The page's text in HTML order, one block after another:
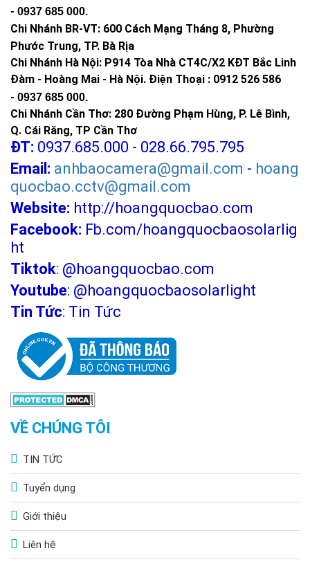
- 0937 685 000.
Chi Nhánh BR-VT: 600 Cách Mạng Tháng 8, Phường
Phước Trung, TP. Bà Rịa
Chi Nhánh Hà Nội: P914 Tòa Nhà CT4C/X2 KĐT Bắc Linh
Đàm - Hoàng Mai - Hà Nội. Điện Thoại : 0912 526 586
- 0937 685 000.
Chi Nhánh Cần Thơ: 280 Đường Phạm Hùng, P. Lê Bình,
Q. Cái Răng, TP Cần Thơ
ĐT: 0937.685.000 - 028.66.795.795
Email: anhbaocamera@gmail.com - hoang
quocbao.cctv@gmail.com
Website: http://hoangquocbao.com
Facebook: Fb.com/hoangquocbaosolarlig
ht
Tiktok: @hoangquocbao.com
Youtube: @hoangquocbaosolarlight
Tin Tức: Tin Tức
VỀ CHÚNG TÔI
TIN TỨC
Tuyển dụng
Giới thiệu
Liên hệ